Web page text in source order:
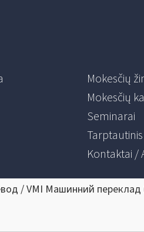
Mokesčių
Mokesčių
Seminarai
Kontaktai /
/ VMI Машинний переклад